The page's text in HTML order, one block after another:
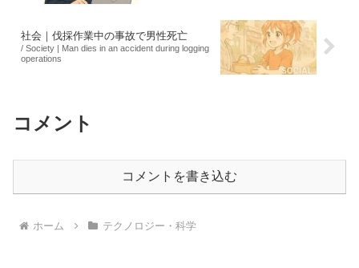
社会｜伐採作業中の事故で男性死亡
/ Society | Man dies in an accident during logging
operations
コメント
コメントを書き込む
ホーム テクノロジー・科学